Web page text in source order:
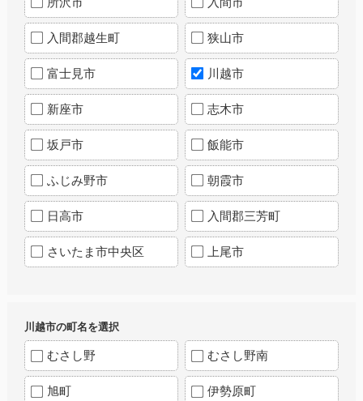
入間郡越生町 狭山市
富士見市 川越市
新座市 志木市
坂戸市 飯能市
ふじみ野市 朝霞市
日高市 入間郡三芳町
さいたま市中央区 上尾市
川越市の町名を選択
むさし野 むさし野南
旭町 伊勢原町